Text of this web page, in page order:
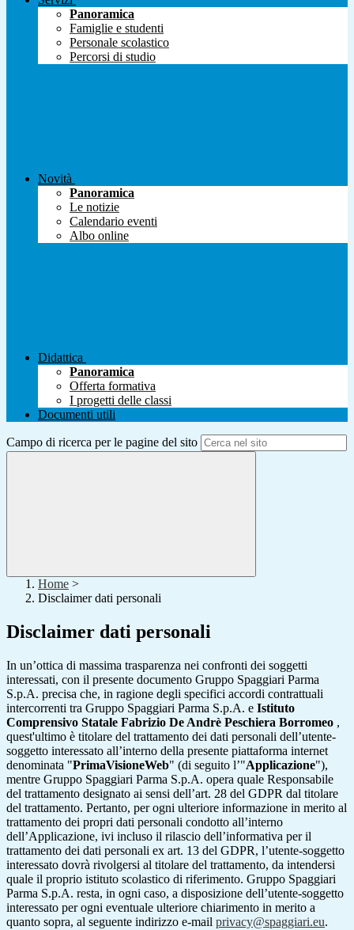
Panoramica
Famiglie e studenti
Personale scolastico
Percorsi di studio
Novità
Panoramica
Le notizie
Calendario eventi
Albo online
Didattica
Panoramica
Offerta formativa
I progetti delle classi
Documenti utili
Campo di ricerca per le pagine del sito
Home >
Disclaimer dati personali
Disclaimer dati personali
In un’ottica di massima trasparenza nei confronti dei soggetti
interessati, con il presente documento Gruppo Spaggiari Parma
S.p.A. precisa che, in ragione degli specifici accordi contrattuali
intercorrenti tra Gruppo Spaggiari Parma S.p.A. e Istituto
Comprensivo Statale Fabrizio De Andrè Peschiera Borromeo ,
quest'ultimo è titolare del trattamento dei dati personali dell’utente-
soggetto interessato all’interno della presente piattaforma internet
denominata "PrimaVisioneWeb" (di seguito l’"Applicazione"),
mentre Gruppo Spaggiari Parma S.p.A. opera quale Responsabile
del trattamento designato ai sensi dell’art. 28 del GDPR dal titolare
del trattamento. Pertanto, per ogni ulteriore informazione in merito al
trattamento dei propri dati personali condotto all’interno
dell’Applicazione, ivi incluso il rilascio dell’informativa per il
trattamento dei dati personali ex art. 13 del GDPR, l’utente-soggetto
interessato dovrà rivolgersi al titolare del trattamento, da intendersi
quale il proprio istituto scolastico di riferimento. Gruppo Spaggiari
Parma S.p.A. resta, in ogni caso, a disposizione dell’utente-soggetto
interessato per ogni eventuale ulteriore chiarimento in merito a
quanto sopra, al seguente indirizzo e-mail privacy@spaggiari.eu.